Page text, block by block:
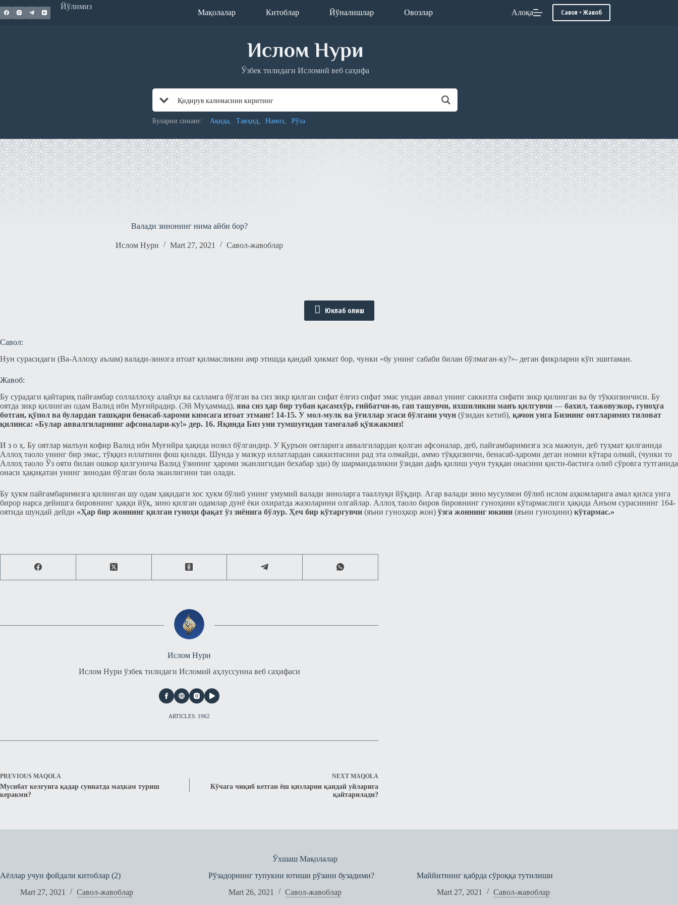
to
content
Йўлимиз
Мақолалар Китоблар Йўналишлар Овозлар Алоқа Савол • Жавоб
Ўзбек тилидаги Исломий веб саҳифа
Буларни синанг: Ақида Тавҳид Намоз Рўза
Валади зинонинг нима айби бор?
Ислом Нури Mart 27, 2021 Савол-жавоблар
Юклаб олиш
Савол:
Нун сурасидаги (Ва-Аллоҳу аълам) валади-зинога итоат қилмасликни амр этишда қандай ҳикмат бор, чунки «бу унинг сабаби билан бўлмаган-ку?»- деган фикрларни кўп эшитаман.
Жавоб:
Бу сурадаги қайтариқ пайғамбар соллаллоҳу алайҳи ва салламга бўлган ва сиз зикр қилган сифат ёлғиз сифат эмас ундан аввал унинг саккизта сифати зикр қилинган ва бу тўккизинчиси. Бу
оятда зикр қилинган одам Валид ибн Муғийрадир. (Эй Муҳаммад), яна сиз ҳар бир тубан қасамхўр, ғийбатчи-ю, гап ташувчи, яхшиликни манъ қилгувчи — бахил, тажовузкор, гуноҳга
ботган, қўпол ва булардан ташқари бенасаб-хароми кимсага итоат этманг! 14-15. У мол-мулк ва ўғиллар эгаси бўлгани учун (ўзидан кетиб), қачон унга Бизнинг оятларимиз тиловат
қилинса: «Булар аввалгиларнинг афсоналари-ку!» дер. 16. Яқинда Биз уни тумшуғидан тамғалаб қўяжакмиз!
И з о ҳ. Бу оятлар малъун кофир Валид ибн Муғийра ҳақида нозил бўлгандир. У Қуръон оятларига аввалгилардан қолган афсоналар, деб, пайғамбаримизга эса мажнун, деб туҳмат қилганида
Аллоҳ таоло унинг бир эмас, тўққиз иллатини фош қилади. Шунда у мазкур иллатлардан саккизтасини рад эта олмайди, аммо тўққизинчи, бенасаб-ҳароми деган номни кўтара олмай, (чунки то
Аллоҳ таоло Ўз ояти билан ошкор қилгунича Валид ўзининг ҳароми эканлигидан бехабар эди) бу шармандаликни ўзидан дафъ қилиш учун туққан онасини қисти-бастига олиб сўровга тутганида
онаси ҳақиқатан унинг зинодан бўлган бола эканлигини тан олади.
Бу ҳукм пайғамбаримизга қилинган шу одам ҳақидаги хос ҳукм бўлиб унинг умумий валади зиноларга тааллуқи йўқдир. Агар валади зино мусулмон бўлиб ислом аҳкомларига амал қилса унга
бирор нарса дейишга бировнинг ҳаққи йўқ, зино қилган одамлар дунё ёки охиратда жазоларини олгайлар. Аллоҳ таоло биров бировнинг гуноҳини кўтармаслиги ҳақида Анъом сурасининг 164-
оятида шундай дейди «Ҳар бир жоннинг қилган гуноҳи фақат ўз зиёнига бўлур. Ҳеч бир кўтаргувчи (яъни гуноҳкор жон) ўзга жоннинг юкини (яъни гуноҳини) кўтармас.»
Ислом Нури
Ислом Нури ўзбек тилидаги Исломий аҳлуссунна веб саҳифаси
ARTICLES: 1962
PREVIOUS MAQOLA
Мусибат келгунга қадар суннатда маҳкам туриш
керакми?
NEXT MAQOLA
Кўчага чиқиб кетган ёш қизларни қандай уйларига
қайтарилади?
Ўхшаш Мақолалар
Аёллар учун фойдали китоблар (2)
Mart 27, 2021
Савол-жавоблар
Рўзадорнинг тупукни ютиши рўзани бузадими?
Mart 26, 2021
Савол-жавоблар
Маййитнинг қабрда сўроққа тутилиши
Mart 27, 2021
Савол-жавоблар